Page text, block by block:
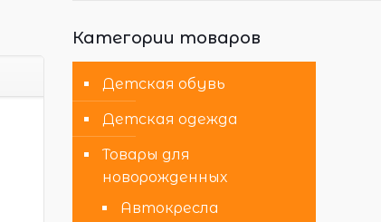
Категории товаров
Детская обувь
Детская одежда
Товары для
новорожденных
Автокресла